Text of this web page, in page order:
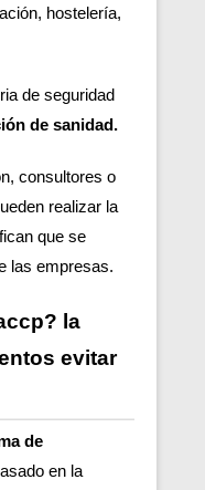
hostelería,
de seguridad
de sanidad.
consultores o
realizar la
que se
las empresas.
la
evitar
de
en la